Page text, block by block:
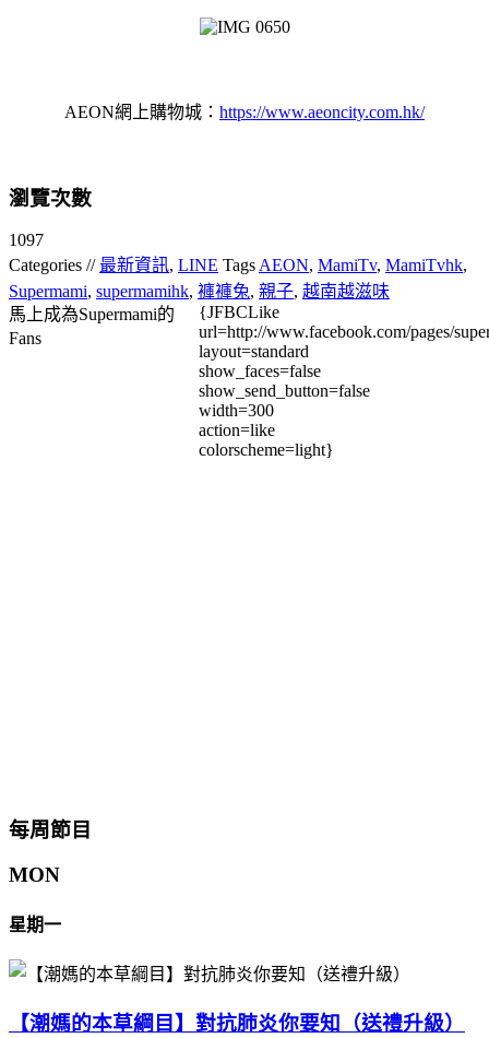
AEON網上購物城： https://www.aeoncity.com.hk/
瀏覽次數
1097
Categories // 最新資訊, LINE Tags AEON, MamiTv, MamiTvhk,
Supermami, supermamihk, 褲褲兔, 親子, 越南越滋味
馬上成為Supermami的
Fans
{JFBCLike
url=http://www.facebook.com/pages/
layout=standard
show_faces=false
show_send_button=false
width=300
action=like
colorscheme=light}
每周節目
MON
星期一
【潮媽的本草綱目】對抗肺炎你要知（送禮升級）